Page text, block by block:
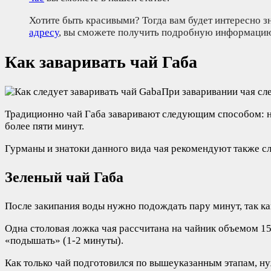
Хотите быть красивыми? Тогда вам будет интересно
адресу, вы сможете получить подробную
Как заваривать чай Габа
При заваривании чая
Традиционно чай Габа заваривают следующим способом:
более пяти минут.
Гурманы и знатоки данного вида чая рекомендуют также
Зеленый чай Габа
После закипания воды нужно подождать пару минут, так
Одна столовая ложка чая рассчитана на чайник объемом
«подышать» (1-2 минуты).
Как только чай подготовился по вышеуказанным этапам,